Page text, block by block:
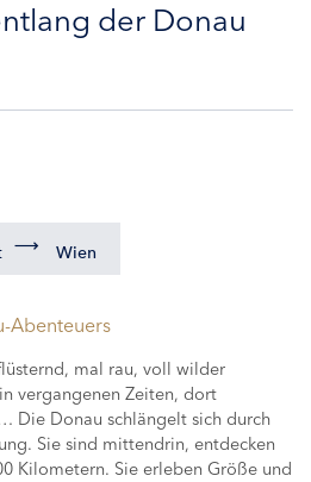
der Donau
Wien
Abenteuers
mal rau, voll wilder
vergangenen Zeiten, dort
Die Donau schlängelt sich durch
Sie sind mittendrin, entdecken
Kilometern. Sie erleben Größe und